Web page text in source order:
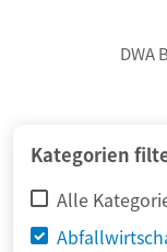
DWA
Kategorien
Alle